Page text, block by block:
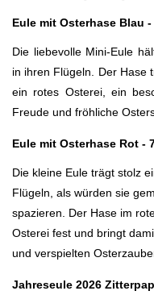
Eule mit Osterhase Blau -
Die liebevolle Mini-Eule
in ihren Flügeln. Der Hase
ein rotes Osterei, ein
Freude und fröhliche
Eule mit Osterhase Rot -
Die kleine Eule trägt stolz
Flügeln, als würden sie
spazieren. Der Hase im
Osterei fest und bringt
und verspielten
Jahreseule 2026